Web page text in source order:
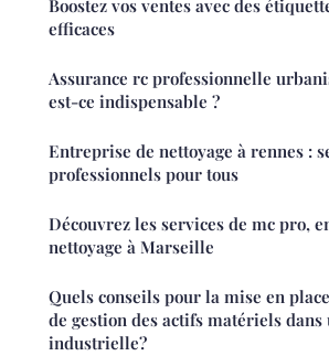
Boostez vos ventes avec des
efficaces
Assurance rc professionnelle
est-ce indispensable ?
Entreprise de nettoyage à rennes :
professionnels pour tous
Découvrez les services de mc pro,
nettoyage à Marseille
Quels conseils pour la mise en
de gestion des actifs matériels
industrielle?